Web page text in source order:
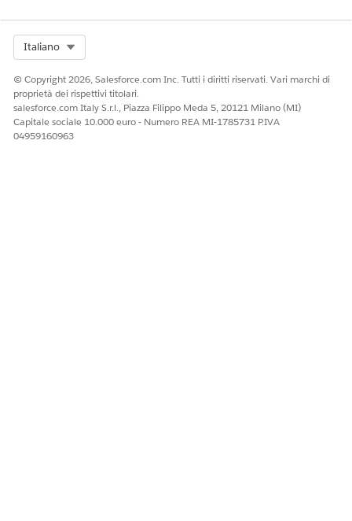
Italiano
© Copyright 2026, Salesforce.com Inc. Tutti i diritti riservati. Vari marchi di
proprietà dei rispettivi titolari.
salesforce.com Italy S.r.l., Piazza Filippo Meda 5, 20121 Milano (MI)
Capitale sociale 10.000 euro - Numero REA MI-1785731 P.IVA
04959160963